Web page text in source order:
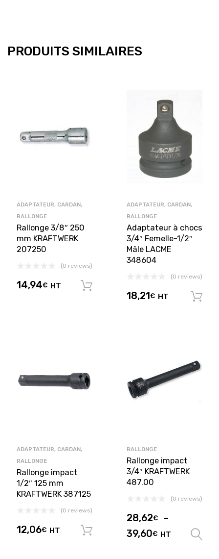
PRODUITS SIMILAIRES
ADAPTATEUR, CARDAN,
RALLONGE
Rallonge 3/8″ 250
mm KRAFTWERK
207250
(0 reviews)
14,94€ HT
ADAPTATEUR, CARDAN,
RALLONGE
Adaptateur à chocs
3/4″ Femelle-1/2″
Mâle LACME
348604
(0 reviews)
18,21 € HT
ADAPTATEUR, CARDAN,
RALLONGE
Rallonge impact
1/2″ 125 mm
KRAFTWERK 387125
(0 reviews)
12,06€ HT Ajouter au panier
RALLONGE
Rallonge impact
3/4″ KRAFTWERK
487.00
(0 reviews)
28,62€
–
39,60€ HT